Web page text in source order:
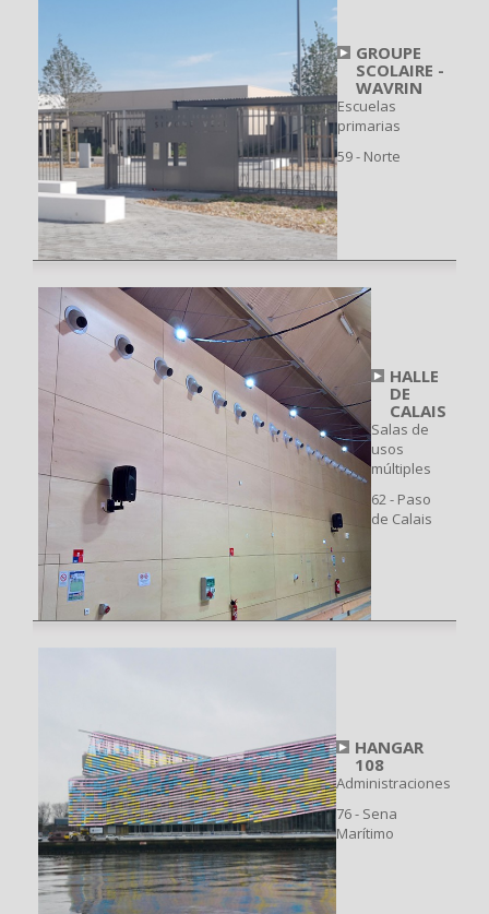
GROUPE
SCOLAIRE -
WAVRIN
Escuelas
primarias
59 - Norte
HALLE
DE
CALAIS
Salas de
usos
múltiples
62 - Paso
de Calais
HANGAR
108
Administraciones
76 - Sena
Marítimo